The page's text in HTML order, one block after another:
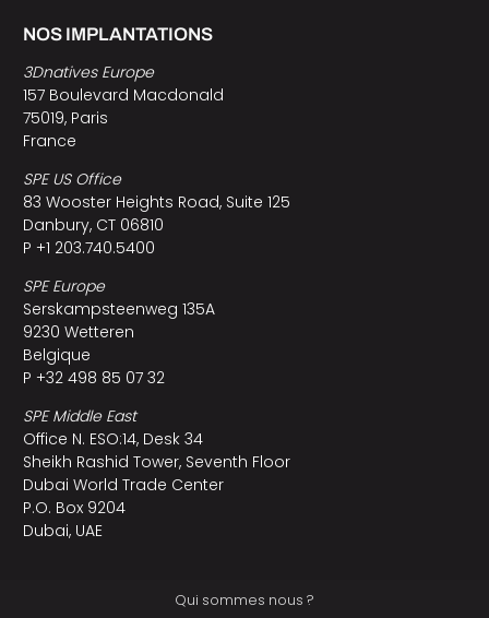
NOS IMPLANTATIONS
3Dnatives Europe
157 Boulevard Macdonald
75019, Paris
France
SPE US Office
83 Wooster Heights Road, Suite 125
Danbury, CT 06810
P +1 203.740.5400
SPE Europe
Serskampsteenweg 135A
9230 Wetteren
Belgique
P +32 498 85 07 32
SPE Middle East
Office N. ESO:14, Desk 34
Sheikh Rashid Tower, Seventh Floor
Dubai World Trade Center
P.O. Box 9204
Dubai, UAE
Qui sommes nous ?